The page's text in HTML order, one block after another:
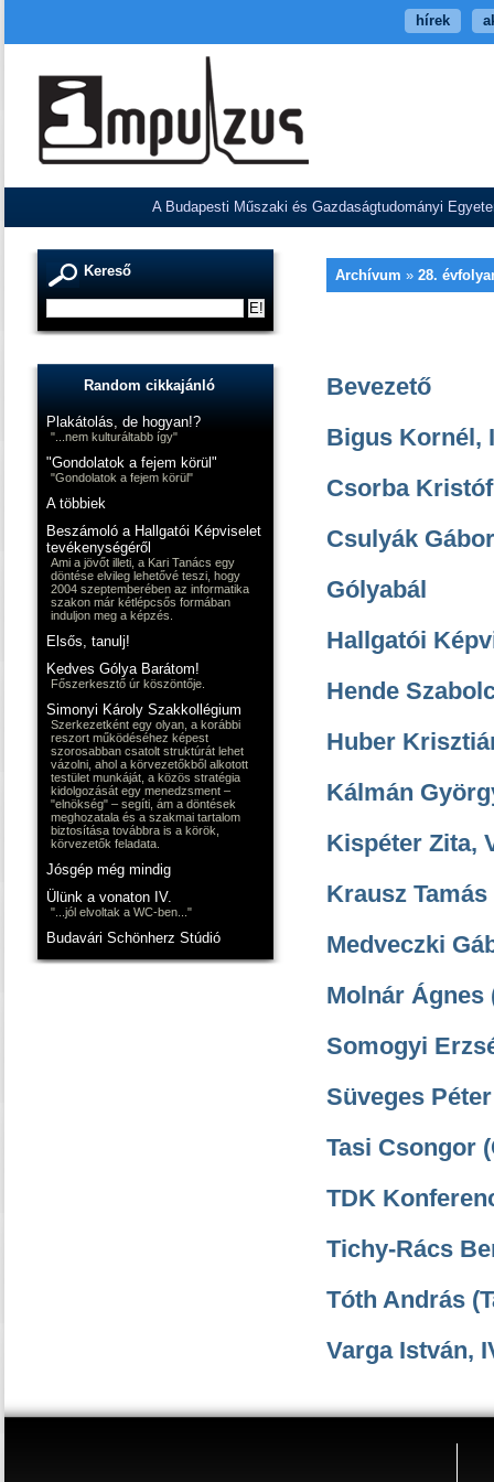
hírek
A Budapesti Műszaki és Gazdaságtudományi
Kereső
Random cikkajánló
Plakátolás, de hogyan!?
"...nem kulturáltabb így"
"Gondolatok a fejem körül"
"Gondolatok a fejem körül"
A többiek
Beszámoló a Hallgatói Képviselet
tevékenységéről
Ami a jövőt illeti, a Kari Tanács egy
döntése elvileg lehetővé teszi, hogy
2004 szeptemberében az informatika
szakon már kétlépcsős formában
induljon meg a képzés.
Elsős, tanulj!
Kedves Gólya Barátom!
Főszerkesztő úr köszöntője.
Simonyi Károly Szakkollégium
Szerkezetként egy olyan, a korábbi
reszort működéséhez képest
szorosabban csatolt struktúrát lehet
vázolni, ahol a körvezetőkből alkotott
testület munkáját, a közös stratégia
kidolgozását egy menedzsment –
"elnökség" – segíti, ám a döntések
meghozatala és a szakmai tartalom
biztosítása továbbra is a körök,
körvezetők feladata.
Jósgép még mindig
Ülünk a vonaton IV.
"...jól elvoltak a WC-ben..."
Budavári Schönherz Stúdió
Archívum » 28.
Bevezető
Bigus Kornél,
Csorba
Csulyák
Gólyabál
Hallgatói
Hende
Huber
Kálmán
Kispéter Zita,
Krausz
Medveczki
Molnár Ágnes
Somogyi
Süveges
Tasi Csongor
TDK
Tichy-Rács
Tóth András
Varga István,